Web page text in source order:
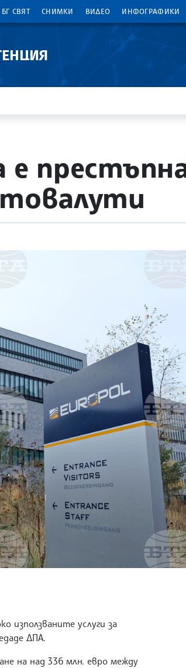
БГ СВЯТ СНИМКИ ВИДЕО ИНФОГРАФИКИ
е
използваните услуги за
ДПА.
на над 336 млн. евро между